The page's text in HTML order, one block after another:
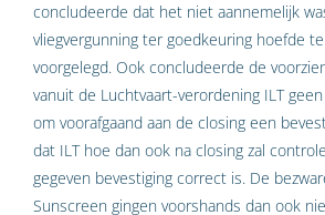
concludeerde dat het niet aannemelijk
vliegvergunning ter goedkeuring hoefde
voorgelegd. Ook concludeerde de
vanuit de Luchtvaart-verordening ILT
om voorafgaand aan de closing een
dat ILT hoe dan ook na closing zal
gegeven bevestiging correct is. De
Sunscreen gingen voorshands dan ook